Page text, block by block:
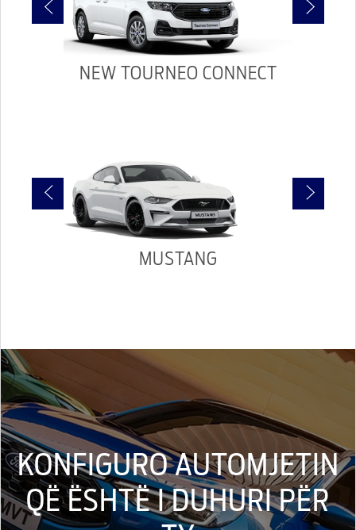
NEW TOURNEO CONNECT
MUSTANG
KONFIGURO AUTOMJETIN
QË ËSHTË I DUHURI PËR